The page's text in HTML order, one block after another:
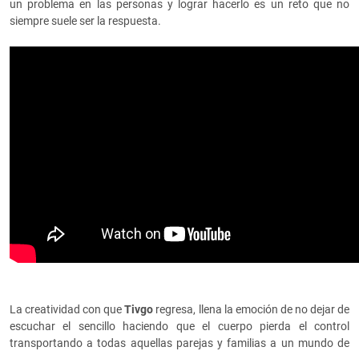
un problema en las personas y lograr hacerlo es un reto que no
siempre suele ser la respuesta.
La creatividad con queTivgo regresa, llena la emoción de no dejar de
escuchar el sencillo haciendo que el cuerpo pierda el control
transportando a todas aquellas parejas y familias a un mundo de